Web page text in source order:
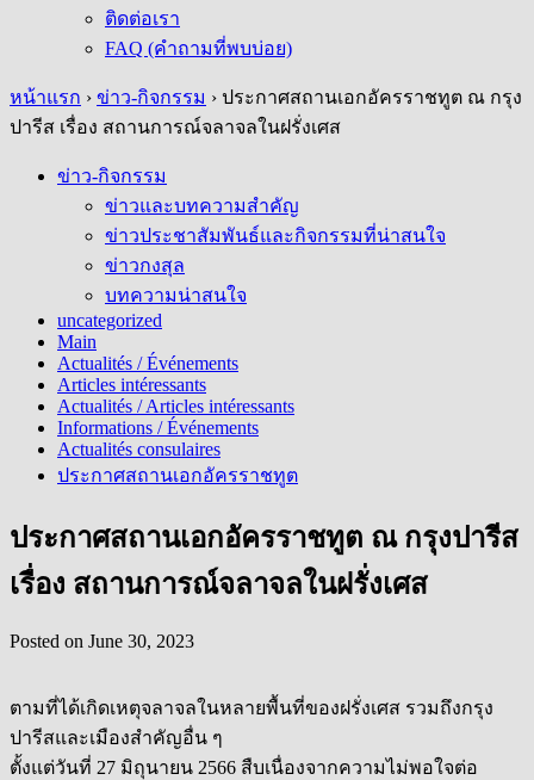
ติดต่อเรา
FAQ (คำถามที่พบบ่อย)
หน้าแรก › ข่าว-กิจกรรม › ประกาศสถานเอกอัครราชทูต ณ กรุง
ปารีส เรื่อง สถานการณ์จลาจลในฝรั่งเศส
ข่าว-กิจกรรม
ข่าวและบทความสำคัญ
ข่าวประชาสัมพันธ์และกิจกรรมที่น่าสนใจ
ข่าวกงสุล
บทความน่าสนใจ
uncategorized
Main
Actualités / Événements
Articles intéressants
Actualités / Articles intéressants
Informations / Événements
Actualités consulaires
ประกาศสถานเอกอัครราชทูต
ประกาศสถานเอกอัครราชทูต ณ กรุงปารีส
เรื่อง สถานการณ์จลาจลในฝรั่งเศส
Posted on June 30, 2023
ตามที่ได้เกิดเหตุจลาจลในหลายพื้นที่ของฝรั่งเศส รวมถึงกรุง
ปารีสและเมืองสำคัญอื่น ๆ
ตั้งแต่วันที่ 27 มิถุนายน 2566 สืบเนื่องจากความไม่พอใจต่อ